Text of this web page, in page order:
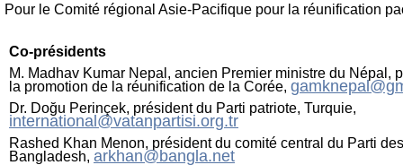
Pour le Comité régional Asie-Pacifique pour la réunification
Co-présidents
M. Madhav Kumar Nepal, ancien Premier ministre du Népal,
la promotion de la réunification de la Corée,
Dr. Doğu Perinçek, président du Parti patriote, Turquie,
international@vatanpartisi.org.tr
Rashed Khan Menon, président du comité central du Parti
Bangladesh, arkhan@bangla.net